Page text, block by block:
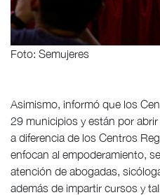
Foto: Semujeres
Asimismo, informó que los
29 municipios y están por
a diferencia de los Centros
enfocan al empoderamiento,
atención de abogadas,
además de impartir cursos y